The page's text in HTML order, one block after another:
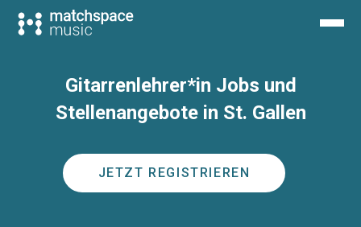
Gitarrenlehrer*in Jobs und
Stellenangebote in St. Gallen
JETZT REGISTRIEREN